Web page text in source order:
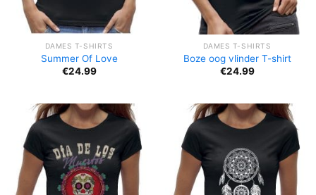
DAMES T-SHIRTS
Summer Of Love
€24.99
DAMES T-SHIRTS
Boze oog vlinder T-shirt
€24.99